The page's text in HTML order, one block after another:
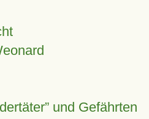
und Gefährten